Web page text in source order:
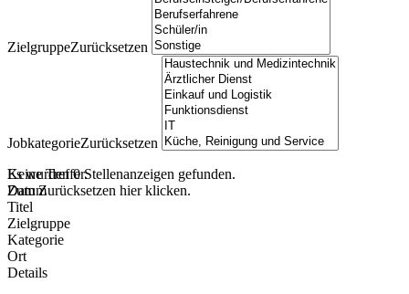
ZielgruppeZurücksetzen
JobkategorieZurücksetzen
Keine Treffer.
Zum Zurücksetzen hierklicken.
Es wurden0Stellenanzeigen gefunden.
Datum
Titel
Zielgruppe
Kategorie
Ort
Details